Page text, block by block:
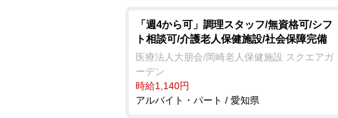
「週4から可」調理スタッフ/無資格可/シフ
ト相談可/介護老人保健施設/社会保障完備
医療法人大朋会/岡崎老人保健施設 スクエアガ
ーデン
時給1,140円
アルバイト・パート / 愛知県